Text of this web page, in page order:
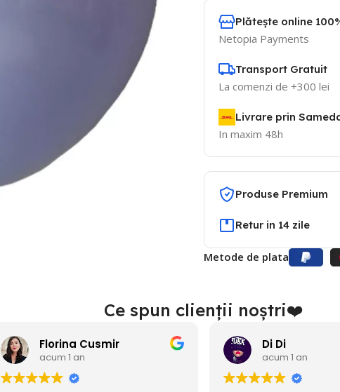
Plătește online
Netopia Payments
Transport Gratuit
La comenzi de +300 lei
Livrare prin
In maxim 48h
Produse Premium
Retur in 14 zile
Metode de plata
Ce spun clienții noștri❤️
Florina Cusmir
acum 1 an
Di Di
acum 1 an